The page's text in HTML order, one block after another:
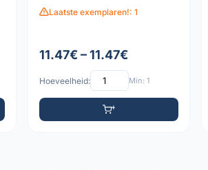
Laatste exemplaren!: 1
11.47€ – 11.47€
Hoeveelheid: Min: 1